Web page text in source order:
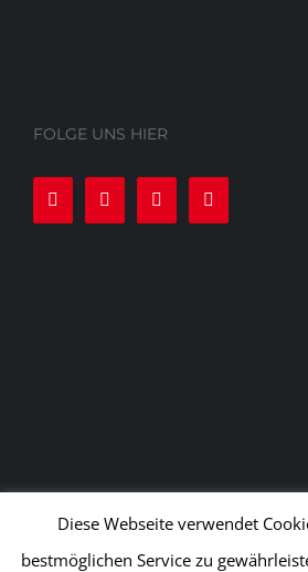
FOLGE UNS HIER
© APEX Kampfsport und Fitness
Diese Webseite verwendet
bestmöglichen Service zu